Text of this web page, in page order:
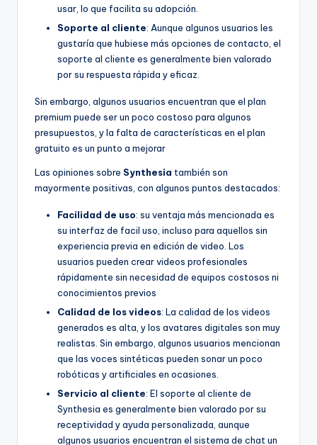
usar, lo que facilita su adopción.
Soporte al cliente: Aunque algunos usuarios les
gustaría que hubiese más opciones de contacto, el
soporte al cliente es generalmente bien valorado
por su respuesta rápida y eficaz.
Sin embargo, algunos usuarios encuentran que el plan
premium puede ser un poco costoso para algunos
presupuestos, y la falta de características en el plan
gratuito es un punto a mejorar
Las opiniones sobre Synthesia también son
mayormente positivas, con algunos puntos destacados:
Facilidad de uso: su ventaja más mencionada es
su interfaz de facil uso, incluso para aquellos sin
experiencia previa en edición de video. Los
usuarios pueden crear videos profesionales
rápidamente sin necesidad de equipos costosos ni
conocimientos previos
Calidad de los videos: La calidad de los videos
generados es alta, y los avatares digitales son muy
realistas. Sin embargo, algunos usuarios mencionan
que las voces sintéticas pueden sonar un poco
robóticas y artificiales en ocasiones.
Servicio al cliente: El soporte al cliente de
Synthesia es generalmente bien valorado por su
receptividad y ayuda personalizada, aunque
algunos usuarios encuentran el sistema de chat un